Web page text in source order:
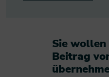
Sie wollen
Beitrag